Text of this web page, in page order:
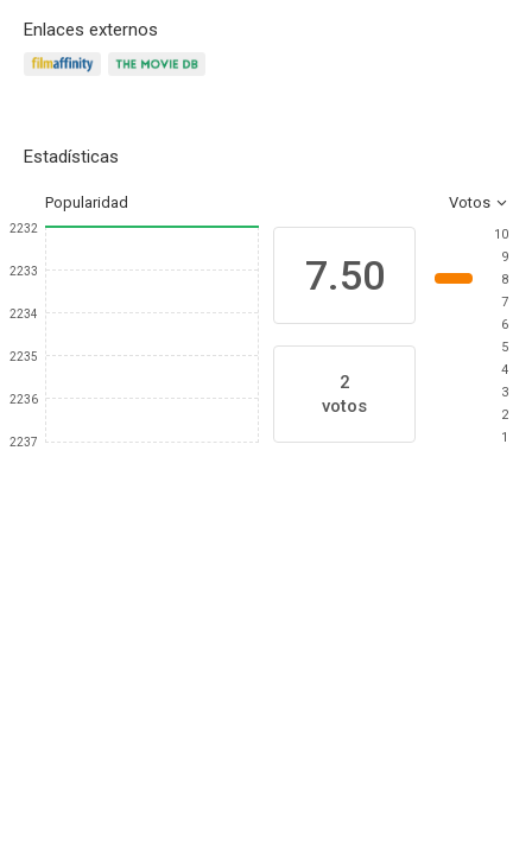
Enlaces externos
Estadísticas
Popularidad Votos
2232
2233
2234
2235
2236
2237
7.50
2
votos
10
9
8
7
6
5
4
3
2
1